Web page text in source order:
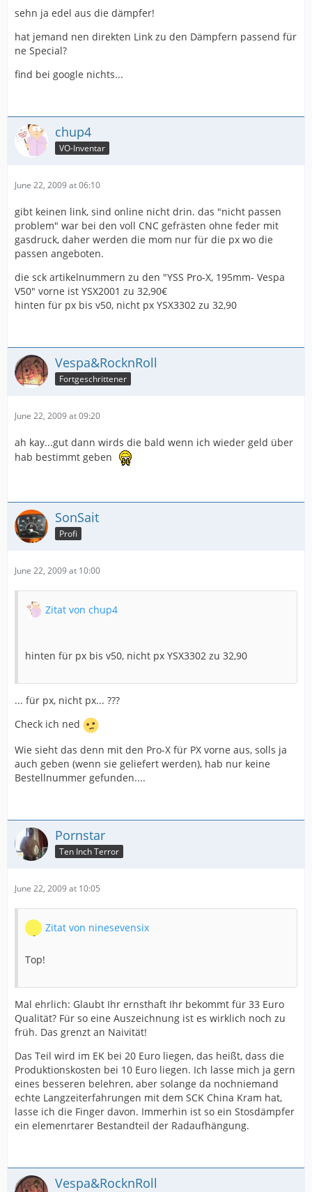
sehn ja edel aus die dämpfer!
hat jemand nen direkten Link zu den Dämpfern passend für
ne Special?
find bei google nichts...
chup4
VO-Inventar
June 22, 2009 at 06:10
gibt keinen link, sind online nicht drin. das "nicht passen
problem" war bei den voll CNC gefrästen ohne feder mit
gasdruck, daher werden die mom nur für die px wo die
passen angeboten.
die sck artikelnummern zu den "YSS Pro-X, 195mm- Vespa
V50" vorne ist YSX2001 zu 32,90€
hinten für px bis v50, nicht px YSX3302 zu 32,90
Vespa&RocknRoll
Fortgeschrittener
June 22, 2009 at 09:20
ah kay...gut dann wirds die bald wenn ich wieder geld über
hab bestimmt geben
SonSait
Profi
June 22, 2009 at 10:00
Zitat von chup4
hinten für px bis v50, nicht px YSX3302 zu 32,90
... für px, nicht px... ???
Check ich ned
Wie sieht das denn mit den Pro-X für PX vorne aus, solls ja
auch geben (wenn sie geliefert werden), hab nur keine
Bestellnummer gefunden....
Pornstar
Ten Inch Terror
June 22, 2009 at 10:05
Zitat von ninesevensix
Top!
Mal ehrlich: Glaubt Ihr ernsthaft Ihr bekommt für 33 Euro
Qualität? Für so eine Auszeichnung ist es wirklich noch zu
früh. Das grenzt an Naivität!
Das Teil wird im EK bei 20 Euro liegen, das heißt, dass die
Produktionskosten bei 10 Euro liegen. Ich lasse mich ja gern
eines besseren belehren, aber solange da nochniemand
echte Langzeiterfahrungen mit dem SCK China Kram hat,
lasse ich die Finger davon. Immerhin ist so ein Stosdämpfer
ein elemenrtarer Bestandteil der Radaufhängung.
Vespa&RocknRoll